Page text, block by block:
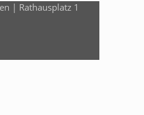
| Rathausplatz 1